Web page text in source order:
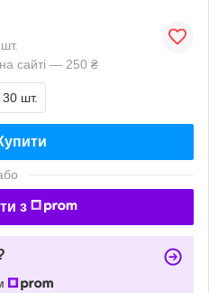
сайті — 250 ₴
30 шт.
з